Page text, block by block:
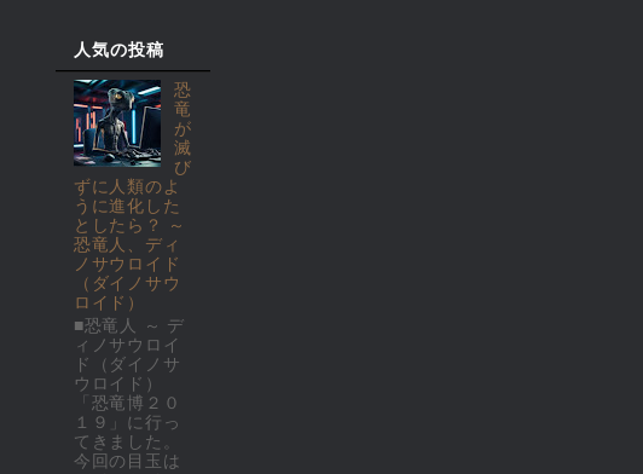
人気の投稿
恐
竜
が
滅
び
ずに人類のよ
うに進化した
としたら？ ～
恐竜人、ディ
ノサウロイド
（ダイノサウ
ロイド）
■恐竜人 ～ デ
ィノサウロイ
ド（ダイノサ
ウロイド）
「恐竜博２０
１９」に行っ
てきました。
今回の目玉は